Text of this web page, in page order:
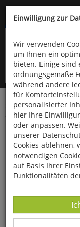
Kompletten Head
Startseite Bücher
111
Einwilligung zur
Wir verwenden
um Ihnen ein
bieten. Einige sind
ordnungsgemäße
während andere
für
personalisierter
hier Ihre
oder anpassen.
unserer
Cookies
notwendigen
auf Basis Ihrer
Funktionalitäten